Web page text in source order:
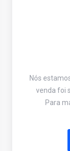
Nós
venda foi
Para